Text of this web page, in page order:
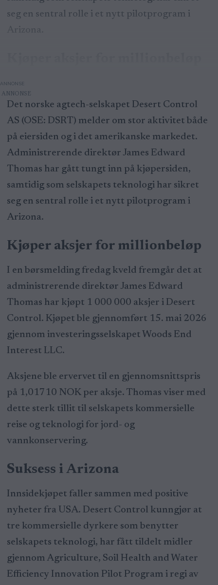
seg en sentral rolle i et nytt pilotprogram i
ANNONSE
Det norske agtech-selskapet Desert Control
AS (OSE: DSRT) melder om stor aktivitet både
på eiersiden og i det amerikanske markedet.
Administrerende direktør James Edward
Thomas har gått tungt inn på kjøpersiden,
samtidig som selskapets teknologi har sikret
seg en sentral rolle i et nytt pilotprogram i
Arizona.
Kjøper aksjer for millionbeløp
I en børsmelding fredag kveld fremgår det at
administrerende direktør James Edward
Thomas har kjøpt 1 000 000 aksjer i Desert
Control. Kjøpet ble gjennomført 15. mai 2026
gjennom investeringsselskapet Woods End
Interest LLC.
Aksjene ble ervervet til en gjennomsnittspris
på 1,01710 NOK per aksje. Thomas viser med
dette sterk tillit til selskapets kommersielle
reise og teknologi for jord- og
vannkonservering.
Suksess i Arizona
Innsidekjøpet faller sammen med positive
nyheter fra USA. Desert Control kunngjør at
tre kommersielle dyrkere som benytter
selskapets teknologi, har fått tildelt midler
gjennom Agriculture, Soil Health and Water
Efficiency Innovation Pilot Program i regi av